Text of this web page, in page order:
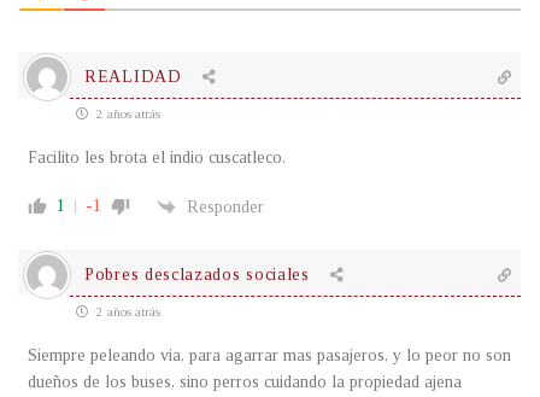
REALIDAD
2 años atrás
Facilito les brota el indio cuscatleco.
1 -1 Responder
Pobres desclazados sociales
2 años atrás
Siempre peleando via, para agarrar mas pasajeros, y lo peor no son
dueños de los buses, sino perros cuidando la propiedad ajena